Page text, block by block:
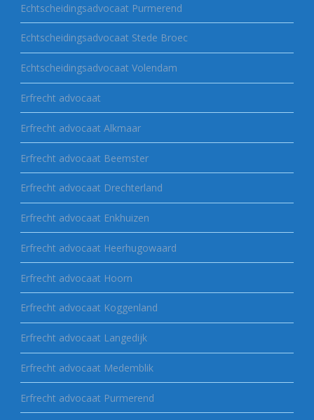
Echtscheidingsadvocaat Purmerend
Echtscheidingsadvocaat Stede Broec
Echtscheidingsadvocaat Volendam
Erfrecht advocaat
Erfrecht advocaat Alkmaar
Erfrecht advocaat Beemster
Erfrecht advocaat Drechterland
Erfrecht advocaat Enkhuizen
Erfrecht advocaat Heerhugowaard
Erfrecht advocaat Hoorn
Erfrecht advocaat Koggenland
Erfrecht advocaat Langedijk
Erfrecht advocaat Medemblik
Erfrecht advocaat Purmerend